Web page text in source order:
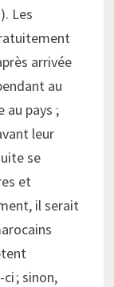
Les
arrivée
au
au pays ;
leur
se
et
il serait
; sinon,